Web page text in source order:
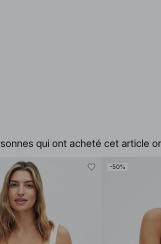
qui ont acheté cet article
-50%